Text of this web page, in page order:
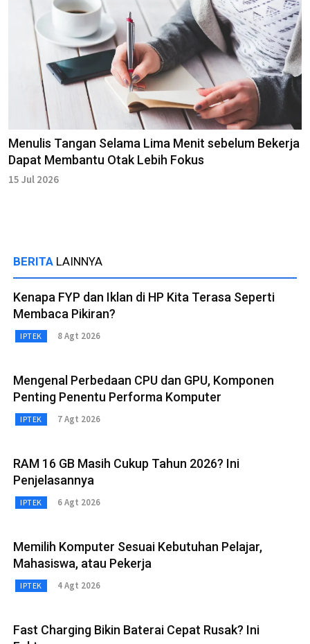
Menulis Tangan Selama Lima Menit sebelum Bekerja
Dapat Membantu Otak Lebih Fokus
15 Jul 2026
BERITA LAINNYA
Kenapa FYP dan Iklan di HP Kita Terasa Seperti
Membaca Pikiran?
IPTEK 8 Agt 2026
Mengenal Perbedaan CPU dan GPU, Komponen
Penting Penentu Performa Komputer
IPTEK 7 Agt 2026
RAM 16 GB Masih Cukup Tahun 2026? Ini
Penjelasannya
IPTEK 6 Agt 2026
Memilih Komputer Sesuai Kebutuhan Pelajar,
Mahasiswa, atau Pekerja
IPTEK 4 Agt 2026
Fast Charging Bikin Baterai Cepat Rusak? Ini